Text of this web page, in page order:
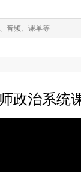
政治系统